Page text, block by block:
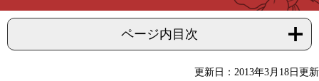
ページ内目次
更新日：2013年3月18日更新